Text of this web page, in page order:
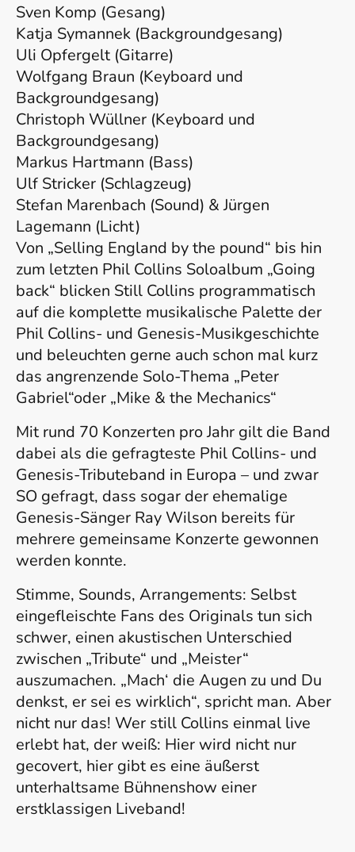
Sven Komp (Gesang)
Katja Symannek (Backgroundgesang)
Uli Opfergelt (Gitarre)
Wolfgang Braun (Keyboard und
Backgroundgesang)
Christoph Wüllner (Keyboard und
Backgroundgesang)
Markus Hartmann (Bass)
Ulf Stricker (Schlagzeug)
Stefan Marenbach (Sound) & Jürgen
Lagemann (Licht)
Von „Selling England by the pound“ bis hin
zum letzten Phil Collins Soloalbum „Going
back“ blicken Still Collins programmatisch
auf die komplette musikalische Palette der
Phil Collins- und Genesis-Musikgeschichte
und beleuchten gerne auch schon mal kurz
das angrenzende Solo-Thema „Peter
Gabriel“oder „Mike & the Mechanics“
Mit rund 70 Konzerten pro Jahr gilt die Band
dabei als die gefragteste Phil Collins- und
Genesis-Tributeband in Europa – und zwar
SO gefragt, dass sogar der ehemalige
Genesis-Sänger Ray Wilson bereits für
mehrere gemeinsame Konzerte gewonnen
werden konnte.
Stimme, Sounds, Arrangements: Selbst
eingefleischte Fans des Originals tun sich
schwer, einen akustischen Unterschied
zwischen „Tribute“ und „Meister“
auszumachen. „Mach‘ die Augen zu und Du
denkst, er sei es wirklich“, spricht man. Aber
nicht nur das! Wer still Collins einmal live
erlebt hat, der weiß: Hier wird nicht nur
gecovert, hier gibt es eine äußerst
unterhaltsame Bühnenshow einer
erstklassigen Liveband!